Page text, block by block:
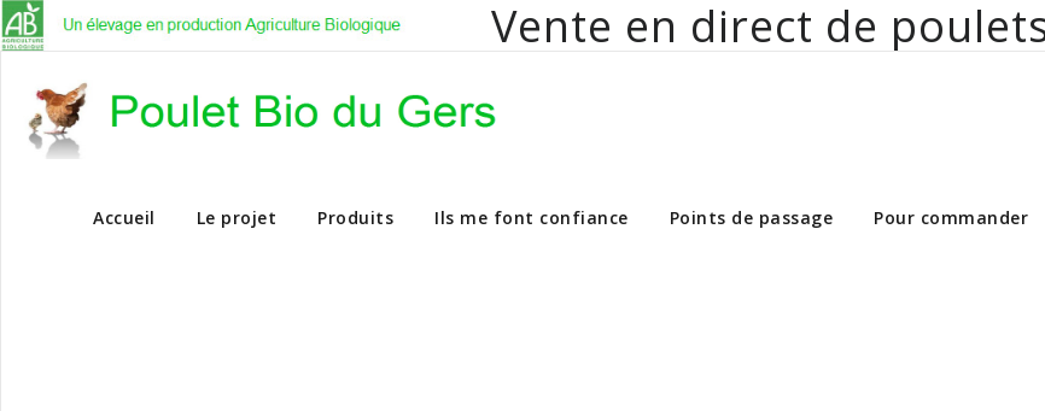
Vente en direct de
Vente en direct de poulets bio aux particuliers
Accueil Le projet Produits Ils me font confiance Points de passage Pour commander